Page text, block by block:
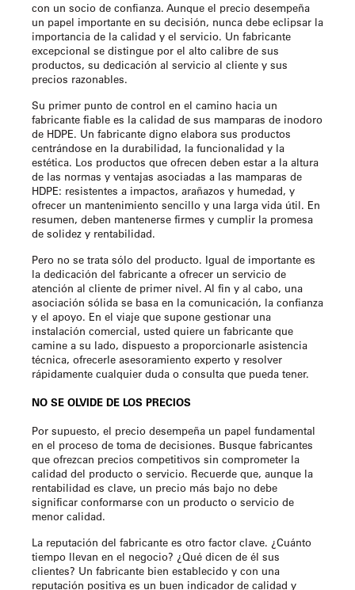
con un socio de confianza. Aunque el precio desempeña
un papel importante en su decisión, nunca debe eclipsar la
importancia de la calidad y el servicio. Un fabricante
excepcional se distingue por el alto calibre de sus
productos, su dedicación al servicio al cliente y sus
precios razonables.
Su primer punto de control en el camino hacia un
fabricante fiable es la calidad de sus mamparas de inodoro
de HDPE. Un fabricante digno elabora sus productos
centrándose en la durabilidad, la funcionalidad y la
estética. Los productos que ofrecen deben estar a la altura
de las normas y ventajas asociadas a las mamparas de
HDPE: resistentes a impactos, arañazos y humedad, y
ofrecer un mantenimiento sencillo y una larga vida útil. En
resumen, deben mantenerse firmes y cumplir la promesa
de solidez y rentabilidad.
Pero no se trata sólo del producto. Igual de importante es
la dedicación del fabricante a ofrecer un servicio de
atención al cliente de primer nivel. Al fin y al cabo, una
asociación sólida se basa en la comunicación, la confianza
y el apoyo. En el viaje que supone gestionar una
instalación comercial, usted quiere un fabricante que
camine a su lado, dispuesto a proporcionarle asistencia
técnica, ofrecerle asesoramiento experto y resolver
rápidamente cualquier duda o consulta que pueda tener.
NO SE OLVIDE DE LOS PRECIOS
Por supuesto, el precio desempeña un papel fundamental
en el proceso de toma de decisiones. Busque fabricantes
que ofrezcan precios competitivos sin comprometer la
calidad del producto o servicio. Recuerde que, aunque la
rentabilidad es clave, un precio más bajo no debe
significar conformarse con un producto o servicio de
menor calidad.
La reputación del fabricante es otro factor clave. ¿Cuánto
tiempo llevan en el negocio? ¿Qué dicen de él sus
clientes? Un fabricante bien establecido y con una
reputación positiva es un buen indicador de calidad y